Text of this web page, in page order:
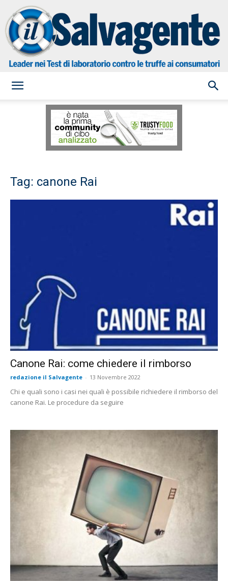
Salvagente
Tag: canone Rai
Canone Rai: come chiedere il rimborso
redazione il Salvagente - 13 Novembre 2022
Chi e quali sono i casi nei quali è possibile richiedere il rimborso del
canone Rai. Le procedure da seguire